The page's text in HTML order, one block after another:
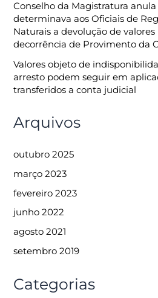
Conselho da Magistratura
determinava aos Oficiais de
Naturais a devolução de
decorrência de Provimento da
Valores objeto de
arresto podem seguir em
transferidos a conta judicial
Arquivos
outubro 2025
março 2023
fevereiro 2023
junho 2022
agosto 2021
setembro 2019
Categorias